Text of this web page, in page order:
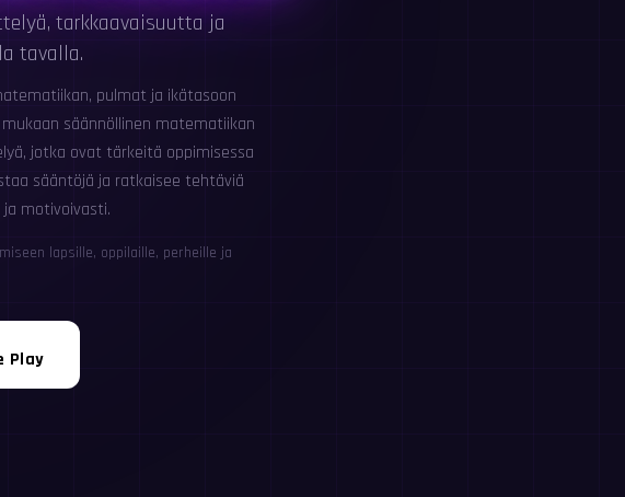
tarkkaavaisuutta ja
tavalla.
pulmat ja ikätasoon
säännöllinen matematiikan
jotka ovat tärkeitä oppimisessa
sääntöjä ja ratkaisee tehtäviä
motivoivasti.
lapsille, oppilaille, perheille ja
Play